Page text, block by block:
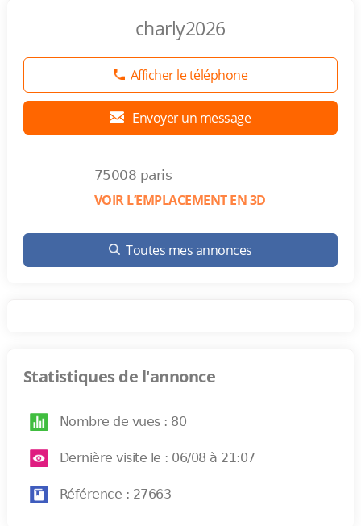
charly2026
Afficher le téléphone
Envoyer un message
75008 paris
VOIR L’EMPLACEMENT EN 3D
Toutes mes annonces
Statistiques de l'annonce
Nombre de vues : 80
Dernière visite le : 06/08 à 21:07
Référence : 27663